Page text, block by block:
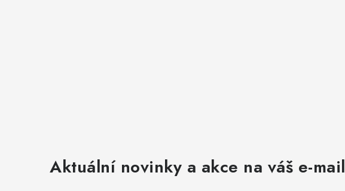
Aktuální novinky a akce na váš e-mail